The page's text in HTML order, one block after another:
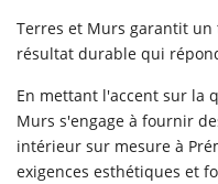
Terres et Murs garantit
résultat durable qui
En mettant l'accent sur la
Murs s'engage à fournir
intérieur sur mesure à
exigences esthétiques et